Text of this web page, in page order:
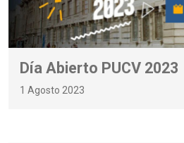
Día Abierto PUCV 2023
1 Agosto 2023